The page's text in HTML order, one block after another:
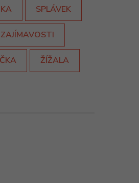
SPLÁVEK
ZAJÍMAVOSTI
ŽÍŽALA